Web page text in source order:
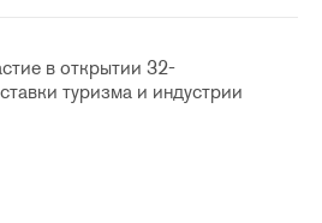
в открытии 32-
туризма и индустрии